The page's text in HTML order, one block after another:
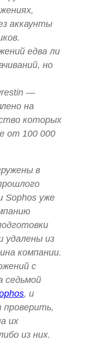
аккаунты
едва ли
но
—
на
которых
от 100 000
в
Sophos уже
удалены из
компании.
с
седьмой
, и
проверить,
их
из них.